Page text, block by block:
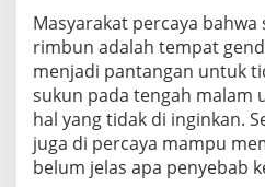
Masyarakat percaya
rimbun adalah tempat
menjadi pantangan untuk
sukun pada tengah malam
hal yang tidak di inginkan.
juga di percaya mampu
belum jelas apa penyebab